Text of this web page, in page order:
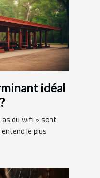
idéal
as du wifi » sont
le plus